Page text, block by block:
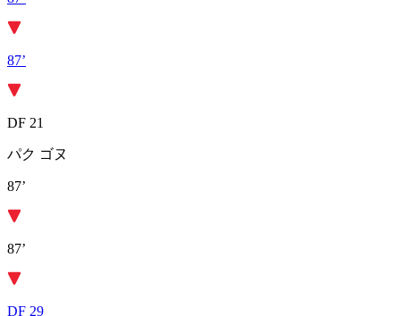
87’
DF 21
パク ゴヌ
87’
87’
DF 29